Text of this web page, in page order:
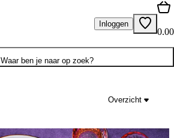
Inloggen
0.00
Waar ben je naar op zoek?
Overzicht